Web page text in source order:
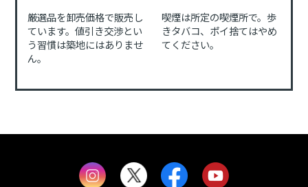
厳選品を卸売価格で販売し
ています。値引き交渉とい
う習慣は築地にはありませ
ん。
喫煙は所定の喫煙所で。歩
きタバコ、ポイ捨てはやめ
てください。